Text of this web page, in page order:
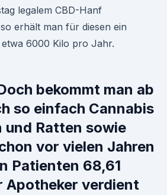
legalem CBD-Hanf
erhält man für diesen ein
6000 Kilo pro Jahr.
bekommt man ab
so einfach Cannabis
und Ratten sowie
vor vielen Jahren
Patienten 68,61
Apotheker verdient